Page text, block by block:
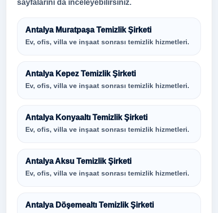
sayfalarını da inceleyebilirsiniz.
Antalya Muratpaşa Temizlik Şirketi
Ev, ofis, villa ve inşaat sonrası temizlik hizmetleri.
Antalya Kepez Temizlik Şirketi
Ev, ofis, villa ve inşaat sonrası temizlik hizmetleri.
Antalya Konyaaltı Temizlik Şirketi
Ev, ofis, villa ve inşaat sonrası temizlik hizmetleri.
Antalya Aksu Temizlik Şirketi
Ev, ofis, villa ve inşaat sonrası temizlik hizmetleri.
Antalya Döşemealtı Temizlik Şirketi